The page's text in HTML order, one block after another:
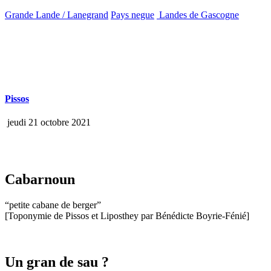
Grande Lande / Lanegrand Pays negue Landes de Gascogne
Pissos
jeudi 21 octobre 2021
Cabarnoun
“petite cabane de berger”
[Toponymie de Pissos et Liposthey par Bénédicte Boyrie-Fénié]
Un gran de sau ?